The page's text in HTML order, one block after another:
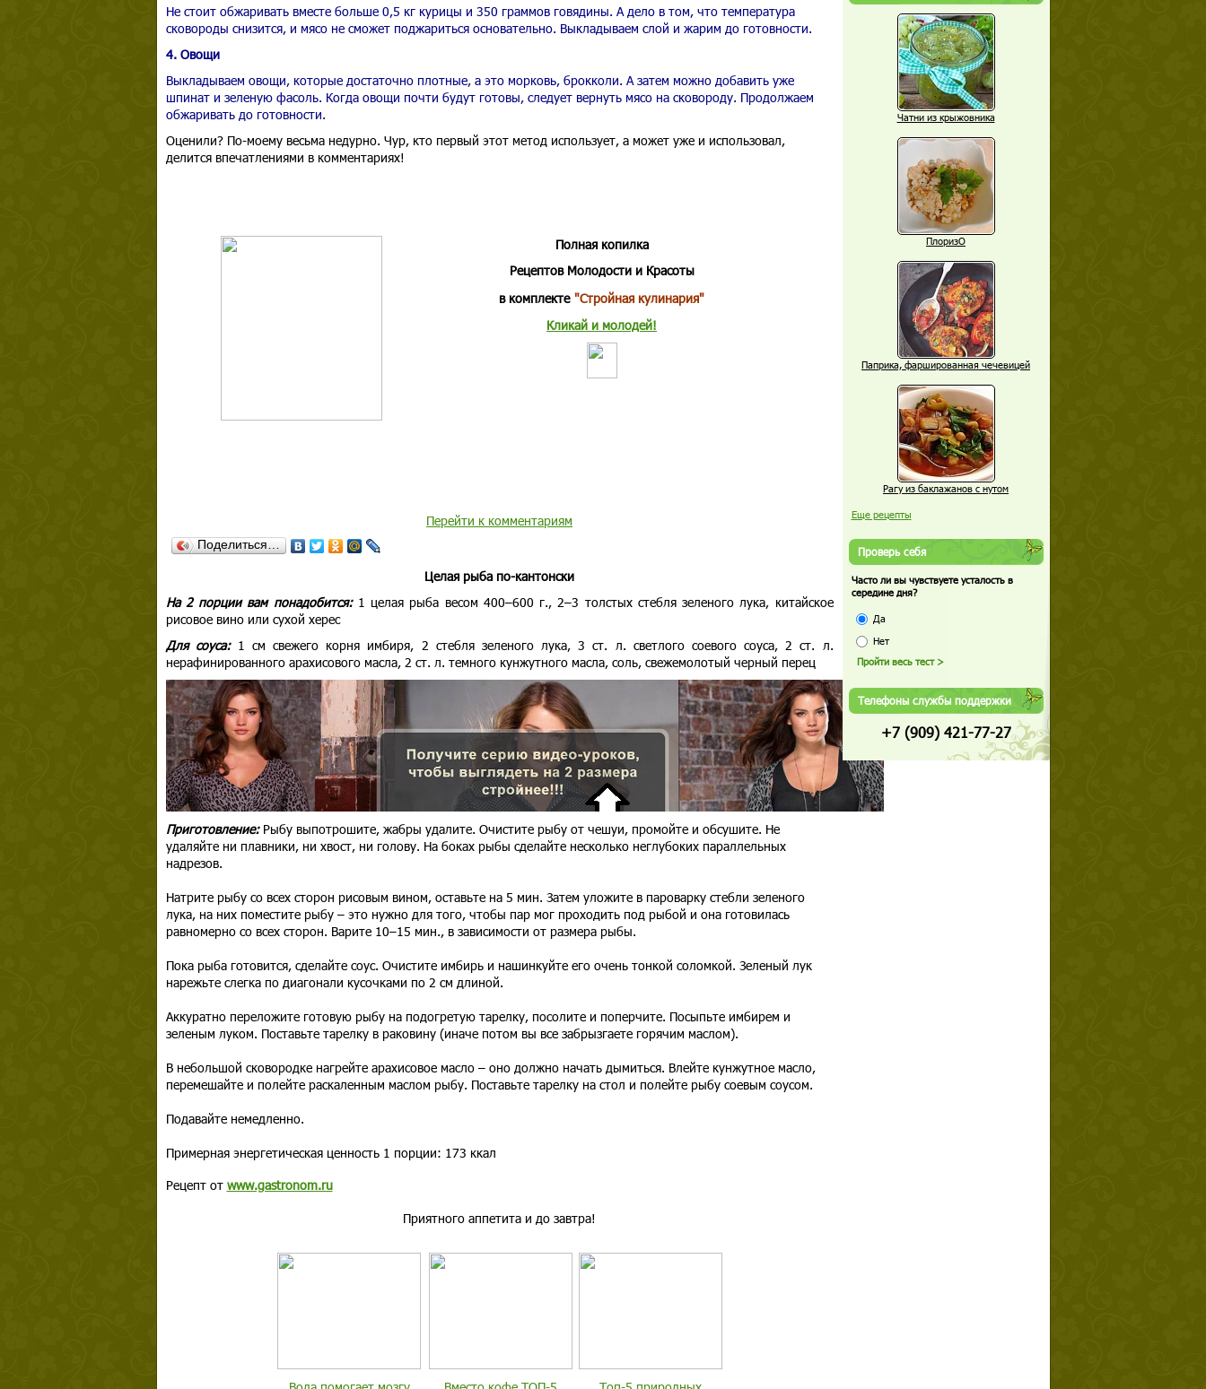
Не стоит обжаривать вместе больше 0,5 кг курицы и 350 граммов говядины. А дело в том, что температура
сковороды снизится, и мясо не сможет поджариться основательно. Выкладываем слой и жарим до готовности.
4. Овощи
Выкладываем овощи, которые достаточно плотные, а это морковь, брокколи. А затем можно добавить уже
шпинат и зеленую фасоль. Когда овощи почти будут готовы, следует вернуть мясо на сковороду. Продолжаем
обжаривать до готовности.
Оценили? По-моему весьма недурно. Чур, кто первый этот метод использует, а может уже и использовал,
делится впечатлениями в комментариях!
Полная копилка
Рецептов Молодости и Красоты
в комплекте "Стройная кулинария"
Кликай и молодей!
Перейти к комментариям
Поделиться…
Целая рыба по-кантонски
На 2 порции вам понадобится: 1 целая рыба весом 400–600 г., 2–3 толстых стебля зеленого лука, китайское
рисовое вино или сухой херес
Для соуса: 1 см свежего корня имбиря, 2 стебля зеленого лука, 3 ст. л. светлого соевого соуса, 2 ст. л.
нерафинированного арахисового масла, 2 ст. л. темного кунжутного масла, соль, свежемолотый черный перец
Приготовление: Рыбу выпотрошите, жабры удалите. Очистите рыбу от чешуи, промойте и обсушите. Не
удаляйте ни плавники, ни хвост, ни голову. На боках рыбы сделайте несколько неглубоких параллельных
надрезов.
Натрите рыбу со всех сторон рисовым вином, оставьте на 5 мин. Затем уложите в пароварку стебли зеленого
лука, на них поместите рыбу – это нужно для того, чтобы пар мог проходить под рыбой и она готовилась
равномерно со всех сторон. Варите 10–15 мин., в зависимости от размера рыбы.
Пока рыба готовится, сделайте соус. Очистите имбирь и нашинкуйте его очень тонкой соломкой. Зеленый лук
нарежьте слегка по диагонали кусочками по 2 см длиной.
Аккуратно переложите готовую рыбу на подогретую тарелку, посолите и поперчите. Посыпьте имбирем и
зеленым луком. Поставьте тарелку в раковину (иначе потом вы все забрызгаете горячим маслом).
В небольшой сковородке нагрейте арахисовое масло – оно должно начать дымиться. Влейте кунжутное масло,
перемешайте и полейте раскаленным маслом рыбу. Поставьте тарелку на стол и полейте рыбу соевым соусом.
Подавайте немедленно.
Примерная энергетическая ценность 1 порции: 173 ккал
Рецепт от www.gastronom.ru
Приятного аппетита и до завтра!
Чатни из крыжовника
ПлоризО
Паприка, фаршированная чечевицей
Рагу из баклажанов с нутом
Еще рецепты
Проверь себя
Часто ли вы чувствуете усталость в
середине дня?
Да
Нет
Телефоны службы поддержки
+7 (909) 421-77-27